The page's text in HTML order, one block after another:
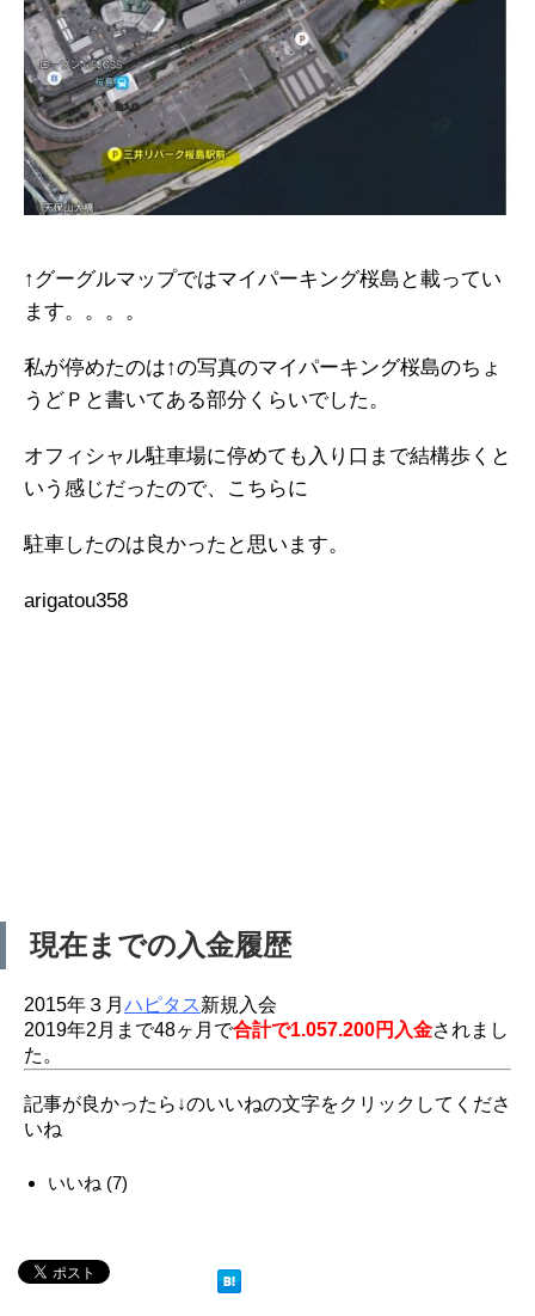
↑グーグルマップではマイパーキング桜島と載ってい
ます。。。。
私が停めたのは↑の写真のマイパーキング桜島のちょ
うどＰと書いてある部分くらいでした。
オフィシャル駐車場に停めても入り口まで結構歩くと
いう感じだったので、こちらに
駐車したのは良かったと思います。
arigatou358
現在までの入金履歴
2015年３月 ハピタス新規入会
2019年2月まで48ヶ月で合計で1.057.200円入金されまし
た。
記事が良かったら↓のいいねの文字をクリックしてくださ
いね
いいね (7)